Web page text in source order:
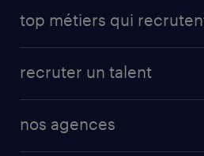
top métiers qui
recruter un talent
nos agences